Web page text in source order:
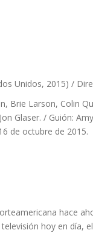
Unidos, 2015) /
Brie Larson, Colin
Glaser. / Guión:
de octubre de 2015.
hace
hoy en día,